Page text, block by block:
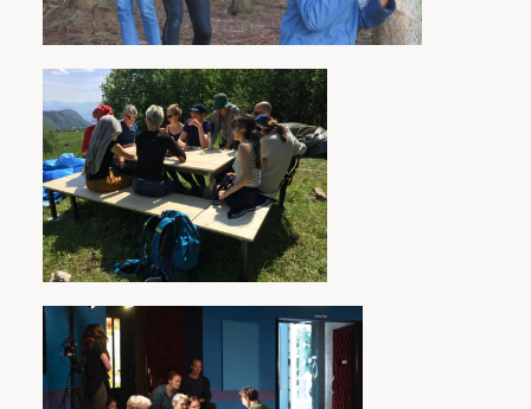
traversées lors de ces accompagnements et
leur mode de combinaison par strates
successives. Le développement du processus
hypnotique chez les danseurs génère des
qualités de corps et de présence d’une grande
réceptivité dans une sensorialité fine et
amplifiée qui favorise l’émergence de
mouvements non-volontaires, diverses formes
de résonance, de contamination des
impulsions et des affects, entre danseurs et
avec les spectateurs - rebaptisés
plongeursdans ces formes immersives -. Il
s’agit d’observer, dans les différentes étapes de
la préparation et dans le moment de mise en
jeu en présence d’une assistance, ce qui